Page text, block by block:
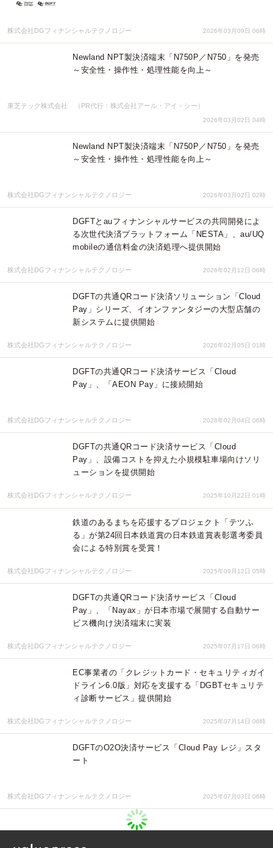
株式会社DGフィナンシャルテクノロジー 2026年03月09日 06時
Newland NPT製決済端末「N750P／N750」を発売
～安全性・操作性・処理性能を向上～
東芝テック株式会社 （PR代行：株式会社アール・アイ・シー）
2026年03月02日 04時
Newland NPT製決済端末「N750P／N750」を発売
～安全性・操作性・処理性能を向上～
株式会社DGフィナンシャルテクノロジー 2026年03月02日 02時
DGFTとauフィナンシャルサービスの共同開発によ
る次世代決済プラットフォーム「NESTA」、au/UQ
mobileの通信料金の決済処理へ提供開始
株式会社DGフィナンシャルテクノロジー 2026年02月12日 06時
DGFTの共通QRコード決済ソリューション「Cloud
Pay」シリーズ、イオンファンタジーの大型店舗の
新システムに提供開始
株式会社DGフィナンシャルテクノロジー 2026年02月05日 01時
DGFTの共通QRコード決済サービス「Cloud
Pay」、「AEON Pay」に接続開始
株式会社DGフィナンシャルテクノロジー 2026年02月04日 06時
DGFTの共通QRコード決済サービス「Cloud
Pay」、設備コストを抑えた小規模駐車場向けソリ
ューションを提供開始
株式会社DGフィナンシャルテクノロジー 2025年10月22日 01時
鉄道のあるまちを応援するプロジェクト「テツふ
る」が第24回日本鉄道賞の日本鉄道賞表彰選考委員
会による特別賞を受賞！
株式会社DGフィナンシャルテクノロジー 2025年09月12日 05時
DGFTの共通QRコード決済サービス「Cloud
Pay」、「Nayax」が日本市場で展開する自動サー
ビス機向け決済端末に実装
株式会社DGフィナンシャルテクノロジー 2025年07月17日 06時
EC事業者の「クレジットカード・セキュリティガイ
ドライン6.0版」対応を支援する「DGBTセキュリテ
ィ診断サービス」提供開始
株式会社DGフィナンシャルテクノロジー 2025年07月14日 06時
DGFTのO2O決済サービス「Cloud Pay レジ」スタ
ート
株式会社DGフィナンシャルテクノロジー 2025年07月03日 06時